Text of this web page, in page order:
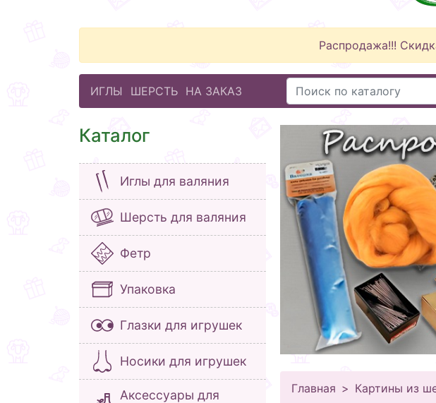
Распродажа!!!
ИГЛЫ ШЕРСТЬ НА ЗАКАЗ
Каталог
Иглы для валяния
Шерсть для валяния
Фетр
Упаковка
Глазки для игрушек
Носики для игрушек
Аксессуары для
Главная Картины из